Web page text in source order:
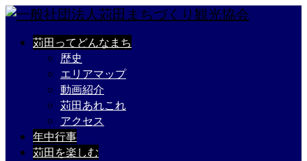
苅田ってどんなまち
歴史
エリアマップ
動画紹介
苅田あれこれ
アクセス
年中行事
苅田を楽しむ